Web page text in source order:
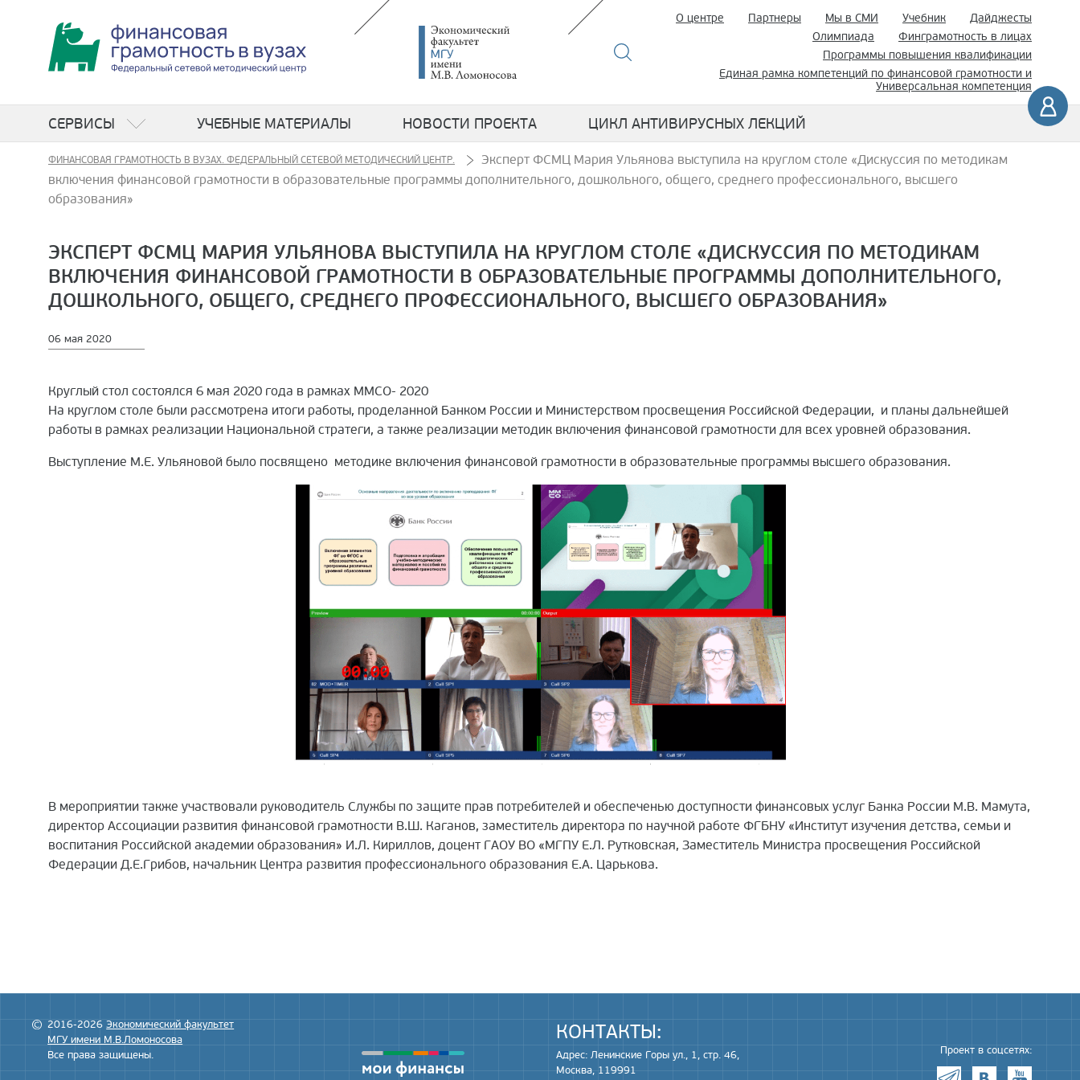
О центре Партнеры Мы в СМИ Учебник
Дайджесты
Олимпиада
Финграмотность в лицах
Программы повышения квалификации
Единая рамка компетенций по финансовой грамотности и
Универсальная компетенция
СЕРВИСЫ УЧЕБНЫЕ МАТЕРИАЛЫ НОВОСТИ ПРОЕКТА ЦИКЛ АНТИВИРУСНЫХ ЛЕКЦИЙ
ФИНАНСОВАЯ ГРАМОТНОСТЬ В ВУЗАХ. ФЕДЕРАЛЬНЫЙ СЕТЕВОЙ МЕТОДИЧЕСКИЙ ЦЕНТР.
Эксперт ФСМЦ Мария Ульянова выступила на круглом столе «Дискуссия по методикам
включения финансовой грамотности в образовательные программы дополнительного, дошкольного, общего, среднего профессионального, высшего
образования»
ЭКСПЕРТ ФСМЦ МАРИЯ УЛЬЯНОВА ВЫСТУПИЛА НА КРУГЛОМ СТОЛЕ «ДИСКУССИЯ ПО МЕТОДИКАМ
ВКЛЮЧЕНИЯ ФИНАНСОВОЙ ГРАМОТНОСТИ В ОБРАЗОВАТЕЛЬНЫЕ ПРОГРАММЫ ДОПОЛНИТЕЛЬНОГО,
ДОШКОЛЬНОГО, ОБЩЕГО, СРЕДНЕГО ПРОФЕССИОНАЛЬНОГО, ВЫСШЕГО ОБРАЗОВАНИЯ»
06 мая 2020
Круглый стол состоялся 6 мая 2020 года в рамках ММСО- 2020
На круглом столе были рассмотрена итоги работы, проделанной Банком России и Министерством просвещения Российской Федерации, и планы дальнейшей
работы в рамках реализации Национальной стратеги, а также реализации методик включения финансовой грамотности для всех уровней образования.
Выступление М.Е. Ульяновой было посвящено методике включения финансовой грамотности в образовательные программы высшего образования.
В мероприятии также участвовали руководитель Службы по защите прав потребителей и обеспеченью доступности финансовых услуг Банка России М.В. Мамута,
директор Ассоциации развития финансовой грамотности В.Ш. Каганов, заместитель директора по научной работе ФГБНУ «Институт изучения детства, семьи и
воспитания Российской академии образования» И.Л. Кириллов, доцент ГАОУ ВО «МГПУ Е.Л. Рутковская, Заместитель Министра просвещения Российской
Федерации Д.Е.Грибов, начальник Центра развития профессионального образования Е.А. Царькова.
2016-2026Экономический факультет
МГУ имени М.В.Ломоносова
Все права защищены.
КОНТАКТЫ:
Адрес: Ленинские Горы ул., 1, стр. 46,
Москва, 119991
Проект в соцсетях: